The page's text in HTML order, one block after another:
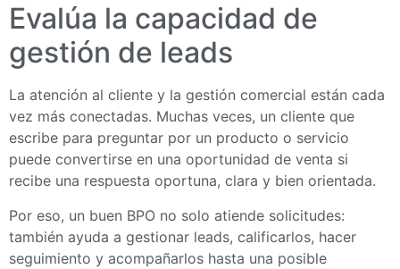
Evalúa la capacidad de
gestión de leads
La atención al cliente y la gestión comercial están cada
vez más conectadas. Muchas veces, un cliente que
escribe para preguntar por un producto o servicio
puede convertirse en una oportunidad de venta si
recibe una respuesta oportuna, clara y bien orientada.
Por eso, un buen BPO no solo atiende solicitudes:
también ayuda a gestionar leads, calificarlos, hacer
seguimiento y acompañarlos hasta una posible